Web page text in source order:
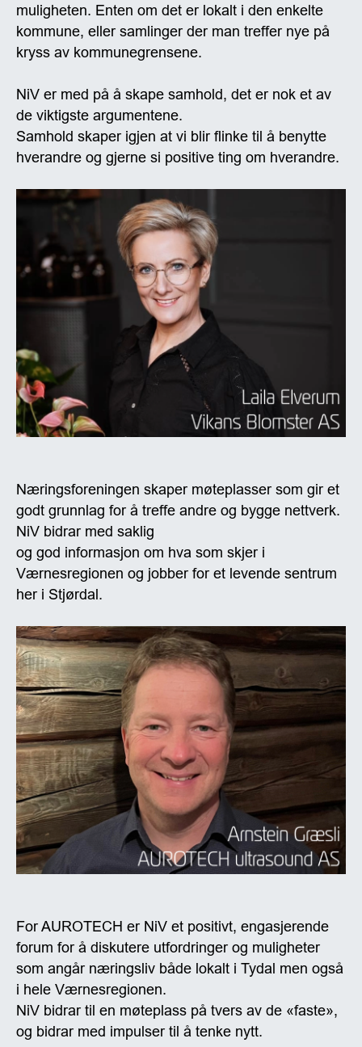
muligheten. Enten om det er lokalt i den enkelte
kommune, eller samlinger der man treffer nye på
kryss av kommunegrensene.
NiV er med på å skape samhold, det er nok et av
de viktigste argumentene.
Samhold skaper igjen at vi blir flinke til å benytte
hverandre og gjerne si positive ting om hverandre.
Næringsforeningen skaper møteplasser som gir et
godt grunnlag for å treffe andre og bygge nettverk.
NiV bidrar med saklig
og god informasjon om hva som skjer i
Værnesregionen og jobber for et levende sentrum
her i Stjørdal.
For AUROTECH er NiV et positivt, engasjerende
forum for å diskutere utfordringer og muligheter
som angår næringsliv både lokalt i Tydal men også
i hele Værnesregionen.
NiV bidrar til en møteplass på tvers av de «faste»,
og bidrar med impulser til å tenke nytt.